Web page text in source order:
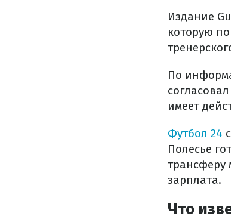
Издание
которую
По
имеет
Футбол 24
Полесье
трансферу
зарплата.
Что